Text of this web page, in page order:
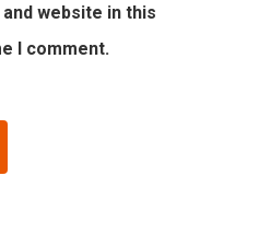
website in this
I comment.